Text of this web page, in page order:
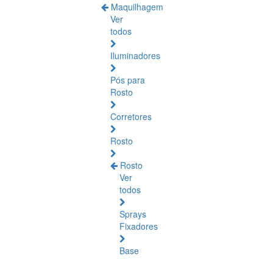
Maquilhagem
Ver
todos
Iluminadores
Pós para
Rosto
Corretores
Rosto
Rosto
Ver
todos
Sprays
Fixadores
Base